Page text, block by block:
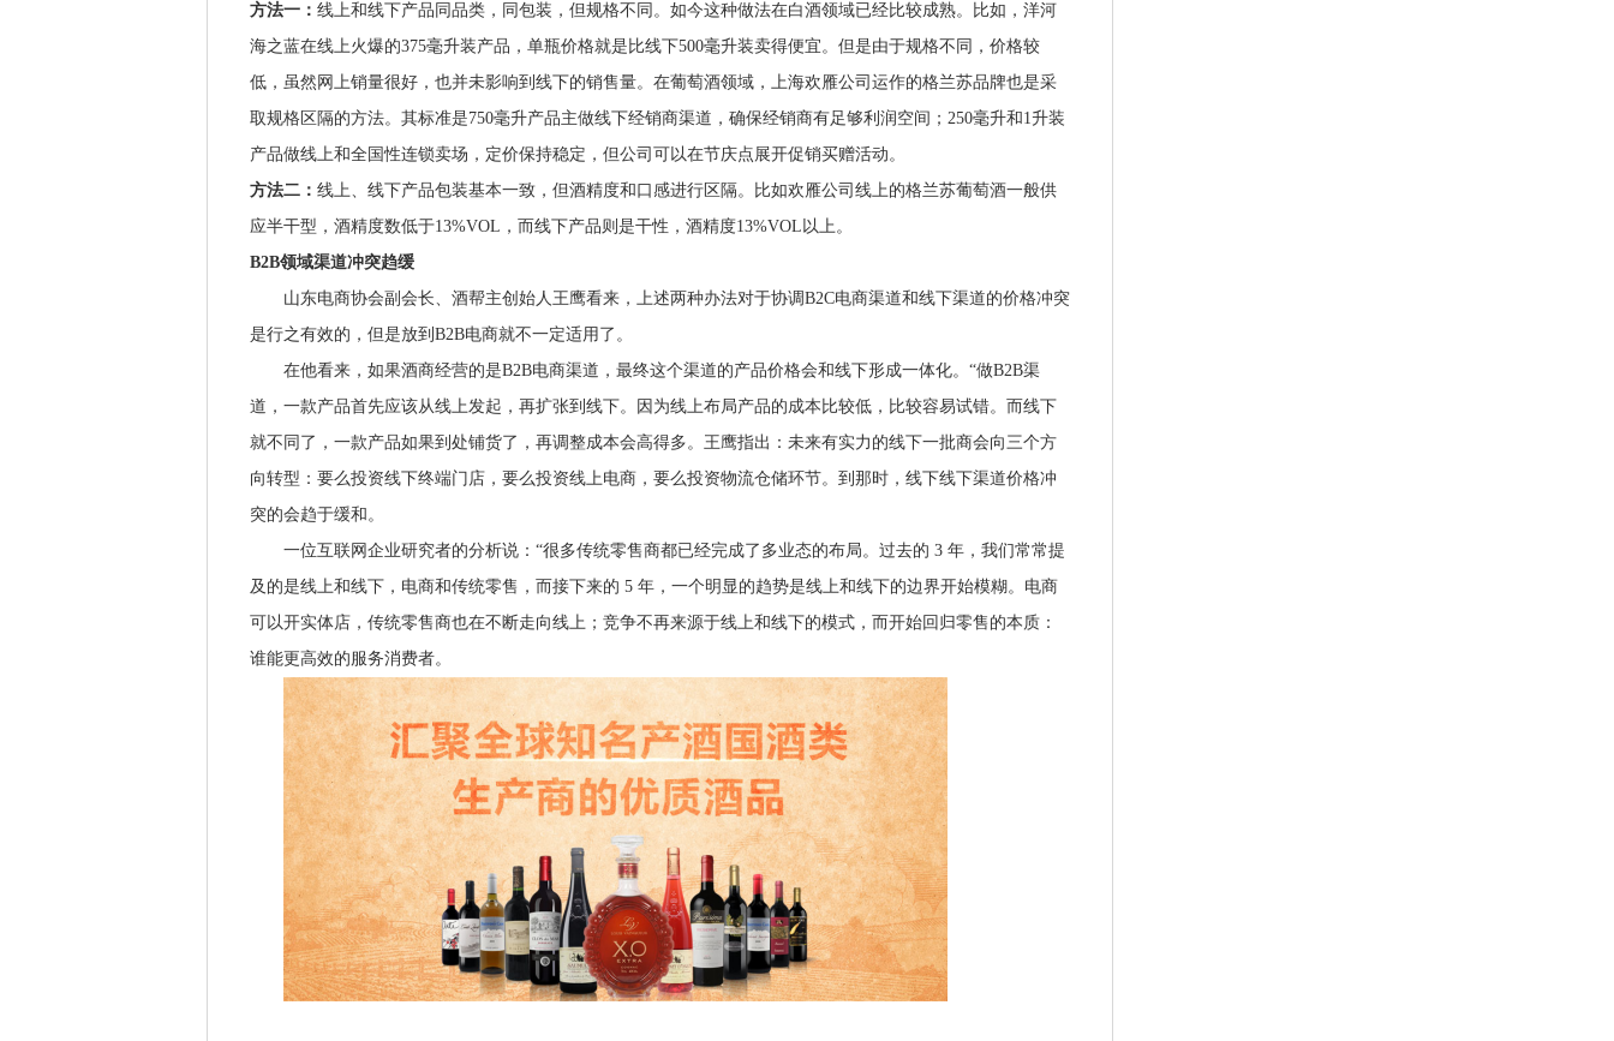
方法一： 线上和线下产品同品类，同包装，但规格不同。如今这种做法在白酒领域已经比较成熟。比如，洋河
海之蓝在线上火爆的375毫升装产品，单瓶价格就是比线下500毫升装卖得便宜。但是由于规格不同，价格较
低，虽然网上销量很好，也并未影响到线下的销售量。在葡萄酒领域，上海欢雁公司运作的格兰苏品牌也是采
取规格区隔的方法。其标准是750毫升产品主做线下经销商渠道，确保经销商有足够利润空间；250毫升和1升装
产品做线上和全国性连锁卖场，定价保持稳定，但公司可以在节庆点展开促销买赠活动。
方法二： 线上、线下产品包装基本一致，但酒精度和口感进行区隔。比如欢雁公司线上的格兰苏葡萄酒一般供
应半干型，酒精度数低于13%VOL，而线下产品则是干性，酒精度13%VOL以上。
B2B领域渠道冲突趋缓
山东电商协会副会长、酒帮主创始人王鹰看来，上述两种办法对于协调B2C电商渠道和线下渠道的价格冲突
是行之有效的，但是放到B2B电商就不一定适用了。
在他看来，如果酒商经营的是B2B电商渠道，最终这个渠道的产品价格会和线下形成一体化。“做B2B渠
道，一款产品首先应该从线上发起，再扩张到线下。因为线上布局产品的成本比较低，比较容易试错。而线下
就不同了，一款产品如果到处铺货了，再调整成本会高得多。王鹰指出：未来有实力的线下一批商会向三个方
向转型：要么投资线下终端门店，要么投资线上电商，要么投资物流仓储环节。到那时，线下线下渠道价格冲
突的会趋于缓和。
一位互联网企业研究者的分析说：“很多传统零售商都已经完成了多业态的布局。过去的 3 年，我们常常提
及的是线上和线下，电商和传统零售，而接下来的 5 年，一个明显的趋势是线上和线下的边界开始模糊。电商
可以开实体店，传统零售商也在不断走向线上；竞争不再来源于线上和线下的模式，而开始回归零售的本质：
谁能更高效的服务消费者。